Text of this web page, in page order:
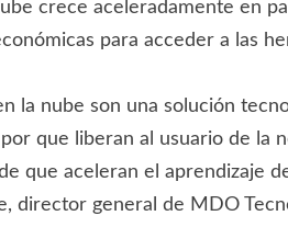
crece aceleradamente en
para acceder a las
la nube son una solución
que liberan al usuario de
que aceleran el aprendizaje
director general de MDO